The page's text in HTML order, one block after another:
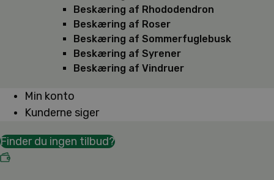
Beskæring af Rhododendron
Beskæring af Roser
Beskæring af Sommerfuglebusk
Beskæring af Syrener
Beskæring af Vindruer
Min konto
Kunderne siger
Finder du ingen tilbud?